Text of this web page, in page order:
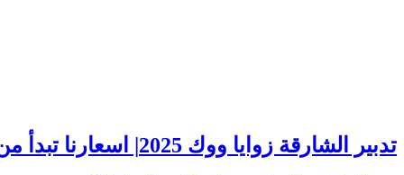
تدبير الشارقة زوايا ووك 2025| اسعارنا تبدأ من 1700 درهم شهريا” احجز الآن